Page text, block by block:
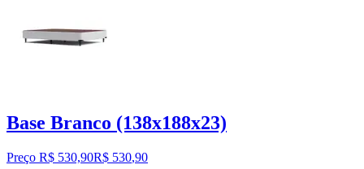
Base Branco (138x188x23)
Preço R$ 530,90R$ 530,90